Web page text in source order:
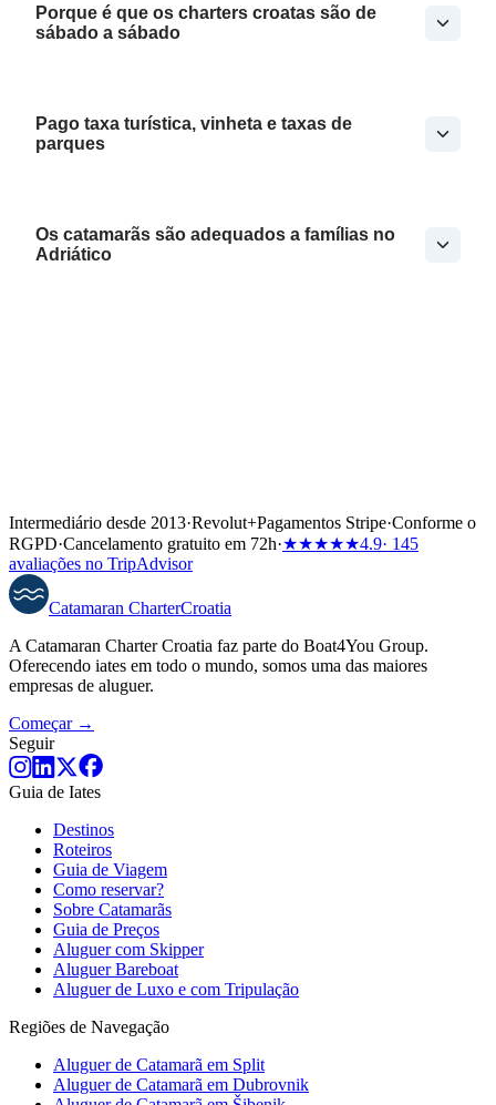
Porque é que os charters croatas são de
sábado a sábado
Pago taxa turística, vinheta e taxas de
parques
Os catamarãs são adequados a famílias no
Adriático
Intermediário desde 2013·Revolut+Pagamentos Stripe·Conforme o
RGPD·Cancelamento gratuito em 72h·★★★★★4.9· 145
avaliações no TripAdvisor
Catamaran CharterCroatia
A Catamaran Charter Croatia faz parte do Boat4You Group.
Oferecendo iates em todo o mundo, somos uma das maiores
empresas de aluguer.
Começar →
Seguir
Guia de Iates
Destinos
Roteiros
Guia de Viagem
Como reservar?
Sobre Catamarãs
Guia de Preços
Aluguer com Skipper
Aluguer Bareboat
Aluguer de Luxo e com Tripulação
Regiões de Navegação
Aluguer de Catamarã em Split
Aluguer de Catamarã em Dubrovnik